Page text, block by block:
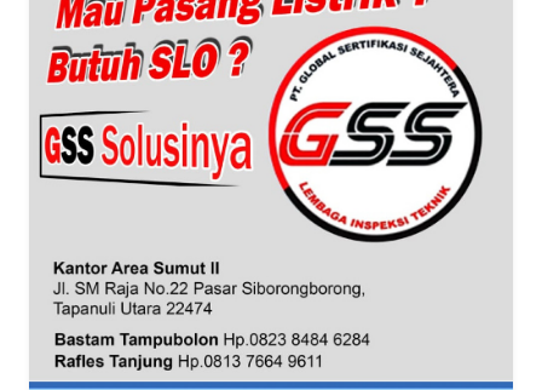
BARAT
WN
RIAU
WN
WN
JAMBI
WN
SULTRA